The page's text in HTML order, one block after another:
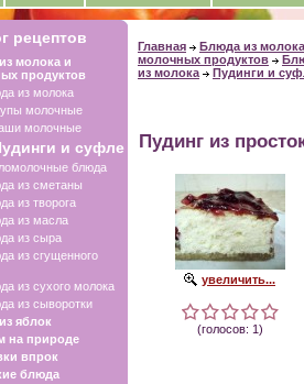
рецептов
молока и
продуктов
из молока
молочные
молочные
и суфле
блюда
из сметаны
из творога
из масла
из сыра
из сгущенного
из сухого молока
из сыворотки
яблок
на природе
впрок
блюда
Главная
Блюда из
молочных продуктов
из молока
Пудинги и
Пудинг из
увеличить...
(голосов: 1)